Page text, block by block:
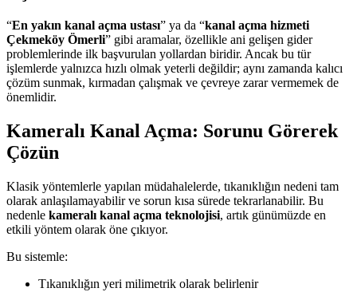
“En yakın kanal açma ustası” ya da “kanal açma hizmeti
Çekmeköy Ömerli” gibi aramalar, özellikle ani gelişen gider
problemlerinde ilk başvurulan yollardan biridir. Ancak bu tür
işlemlerde yalnızca hızlı olmak yeterli değildir; aynı zamanda kalıcı
çözüm sunmak, kırmadan çalışmak ve çevreye zarar vermemek de
önemlidir.
Kameralı Kanal Açma: Sorunu Görerek
Çözün
Klasik yöntemlerle yapılan müdahalelerde, tıkanıklığın nedeni tam
olarak anlaşılamayabilir ve sorun kısa sürede tekrarlanabilir. Bu
nedenle kameralı kanal açma teknolojisi, artık günümüzde en
etkili yöntem olarak öne çıkıyor.
Bu sistemle:
Tıkanıklığın yeri milimetrik olarak belirlenir